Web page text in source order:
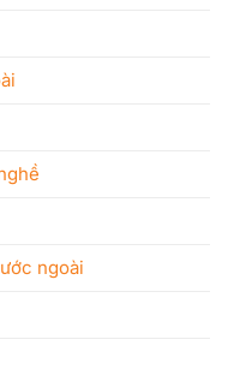
ngoài